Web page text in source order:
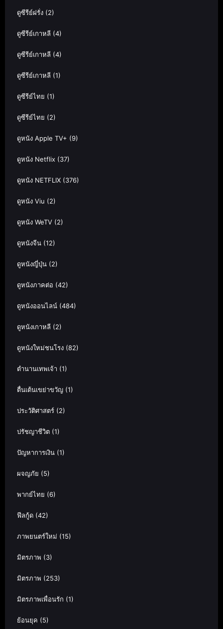
ดูซีรีย์ฝรั่ง (2)
ดูซีรีย์เกาหลี (4)
ดูซีรีย์เกาหลี (4)
ดูซีรีย์เกาหลี (1)
ดูซีรีย์ไทย (1)
ดูซีรีย์ไทย (2)
ดูหนัง Apple TV+ (9)
ดูหนัง Netflix (37)
ดูหนัง NETFLIX (376)
ดูหนัง Viu (2)
ดูหนัง WeTV (2)
ดูหนังจีน (12)
ดูหนังญี่ปุ่น (2)
ดูหนังภาคต่อ (42)
ดูหนังออนไลน์ (484)
ดูหนังเกาหลี (2)
ดูหนังใหม่ชนโรง (82)
ตำนานเทพเจ้า (1)
ตื่นเต้นเขย่าขวัญ (1)
ประวัติศาสตร์ (2)
ปรัชญาชีวิต (1)
ปัญหาการเงิน (1)
ผจญภัย (5)
พากย์ไทย (6)
ฟีลกู้ด (42)
ภาพยนตร์ใหม่ (15)
มิตรภาพ (3)
มิตรภาพ (253)
มิตรภาพเพื่อนรัก (1)
ย้อนยุค (5)